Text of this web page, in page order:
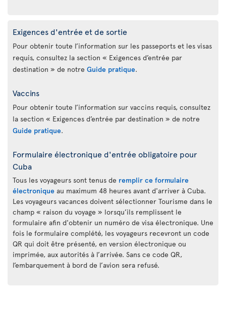
Exigences d'entrée et de sortie
Pour obtenir toute l’information sur les passeports et les visas
requis, consultez la section « Exigences d’entrée par
destination » de notre Guide pratique.
Vaccins
Pour obtenir toute l’information sur vaccins requis, consultez
la section « Exigences d’entrée par destination » de notre
Guide pratique.
Formulaire électronique d'entrée obligatoire pour
Cuba
Tous les voyageurs sont tenus de remplir ce formulaire
électronique au maximum 48 heures avant d'arriver à Cuba.
Les voyageurs vacances doivent sélectionner Tourisme dans le
champ « raison du voyage » lorsqu’ils remplissent le
formulaire afin d'obtenir un numéro de visa électronique. Une
fois le formulaire complété, les voyageurs recevront un code
QR qui doit être présenté, en version électronique ou
imprimée, aux autorités à l’arrivée. Sans ce code QR,
l’embarquement à bord de l’avion sera refusé.